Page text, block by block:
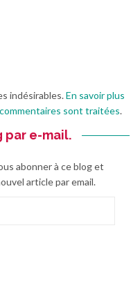
indésirables.En savoir plus
sont traitées.
par e-mail.
abonner à ce blog et
article par email.